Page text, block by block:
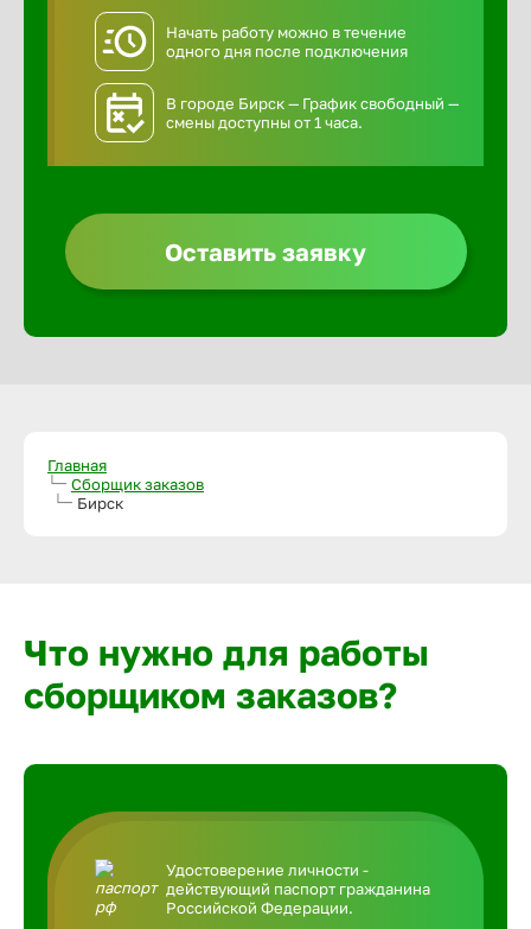
Начать работу можно в течение
одного дня после подключения
В городе Бирск — График свободный —
смены доступны от 1 часа.
Оставить заявку
Главная
Сборщик заказов
Бирск
Что нужно для работы
сборщиком заказов?
Удостоверение личности -
действующий паспорт гражданина
Российской Федерации.